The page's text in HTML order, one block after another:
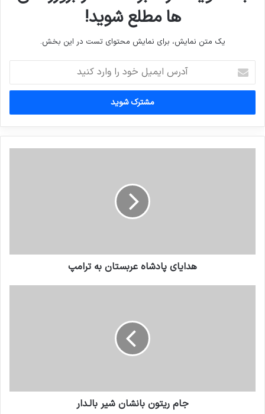
ها مطلع شوید!
یک متن نمایش، برای نمایش محتوای تست در این بخش.
ایمیل
خود
وارد
کنید
هدایای پادشاه عربستان به ترامپ
جام ریتون بانشان شیر بالـدار